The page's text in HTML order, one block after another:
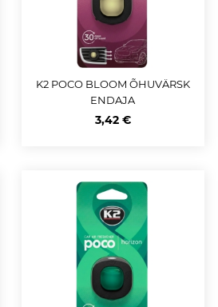
K2 POCO BLOOM ÕHUVÄRSK
ENDAJA
3,42 €